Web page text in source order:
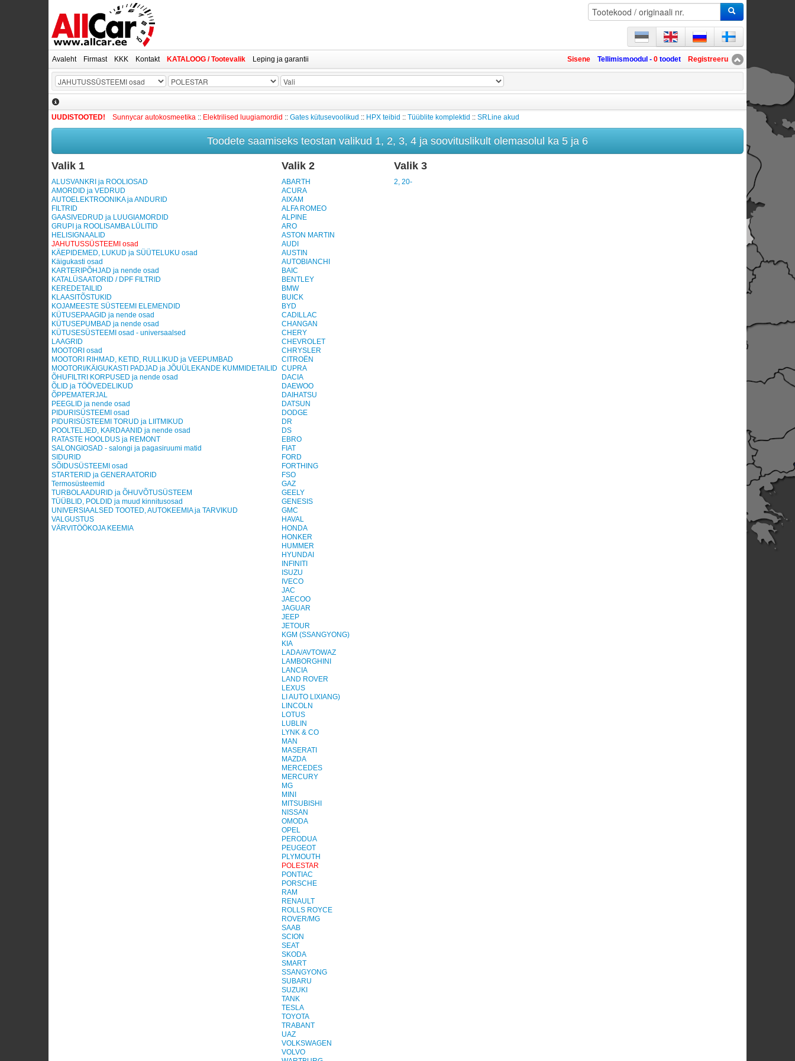
Avaleht Firmast KKK Kontakt KATALOOG / Tootevalik Leping ja garantii Sisene Tellimismoodul - 0 toodet Registreeru
UUDISTOOTED! Sunnycar autokosmeetika :: Elektrilised luugiamordid :: Gates kütusevoolikud :: HPX teibid :: Tüüblite komplektid :: SRLine akud
Toodete saamiseks teostan valikud 1, 2, 3, 4 ja soovituslikult olemasolul ka 5 ja 6
Valik 1
ALUSVANKRI ja ROOLIOSAD
AMORDID ja VEDRUD
AUTOELEKTROONIKA ja ANDURID
FILTRID
GAASIVEDRUD ja LUUGIAMORDID
GRUPI ja ROOLISAMBA LÜLITID
HELISIGNAALID
JAHUTUSSÜSTEEMI osad
KÄEPIDEMED, LUKUD ja SÜÜTELUKU osad
Käigukasti osad
KARTERIPÕHJAD ja nende osad
KATALÜSAATORID / DPF FILTRID
KEREDETAILID
KLAASITÕSTUKID
KOJAMEESTE SÜSTEEMI ELEMENDID
KÜTUSEPAAGID ja nende osad
KÜTUSEPUMBAD ja nende osad
KÜTUSESÜSTEEMI osad - universaalsed
LAAGRID
MOOTORI osad
MOOTORI RIHMAD, KETID, RULLIKUD ja VEEPUMBAD
MOOTORI/KÄIGUKASTI PADJAD ja JÕUÜLEKANDE KUMMIDETAILID
ÕHUFILTRI KORPUSED ja nende osad
ÕLID ja TÖÖVEDELIKUD
ÕPPEMATERJAL
PEEGLID ja nende osad
PIDURISÜSTEEMI osad
PIDURISÜSTEEMI TORUD ja LIITMIKUD
POOLTELJED, KARDAANID ja nende osad
RATASTE HOOLDUS ja REMONT
SALONGIOSAD - salongi ja pagasiruumi matid
SIDURID
SÕIDUSÜSTEEMI osad
STARTERID ja GENERAATORID
Termosüsteemid
TURBOLAADURID ja ÕHUVÕTUSÜSTEEM
TÜÜBLID, POLDID ja muud kinnitusosad
UNIVERSIAALSED TOOTED, AUTOKEEMIA ja TARVIKUD
VALGUSTUS
VÄRVITÖÖKOJA KEEMIA
Valik 2
ABARTH
ACURA
AIXAM
ALFA ROMEO
ALPINE
ARO
ASTON MARTIN
AUDI
AUSTIN
AUTOBIANCHI
BAIC
BENTLEY
BMW
BUICK
BYD
CADILLAC
CHANGAN
CHERY
CHEVROLET
CHRYSLER
CITROËN
CUPRA
DACIA
DAEWOO
DAIHATSU
DATSUN
DODGE
DR
DS
EBRO
FIAT
FORD
FORTHING
FSO
GAZ
GEELY
GENESIS
GMC
HAVAL
HONDA
HONKER
HUMMER
HYUNDAI
INFINITI
ISUZU
IVECO
JAC
JAECOO
JAGUAR
JEEP
JETOUR
KGM (SSANGYONG)
KIA
LADA/AVTOWAZ
LAMBORGHINI
LANCIA
LAND ROVER
LEXUS
LI AUTO LIXIANG)
LINCOLN
LOTUS
LUBLIN
LYNK & CO
MAN
MASERATI
MAZDA
MERCEDES
MERCURY
MG
MINI
MITSUBISHI
NISSAN
OMODA
OPEL
PERODUA
PEUGEOT
PLYMOUTH
POLESTAR
PONTIAC
PORSCHE
RAM
RENAULT
ROLLS ROYCE
ROVER/MG
SAAB
SCION
SEAT
SKODA
SMART
SSANGYONG
SUBARU
SUZUKI
TANK
TESLA
TOYOTA
TRABANT
UAZ
VOLKSWAGEN
VOLVO
Valik 3
2, 20-